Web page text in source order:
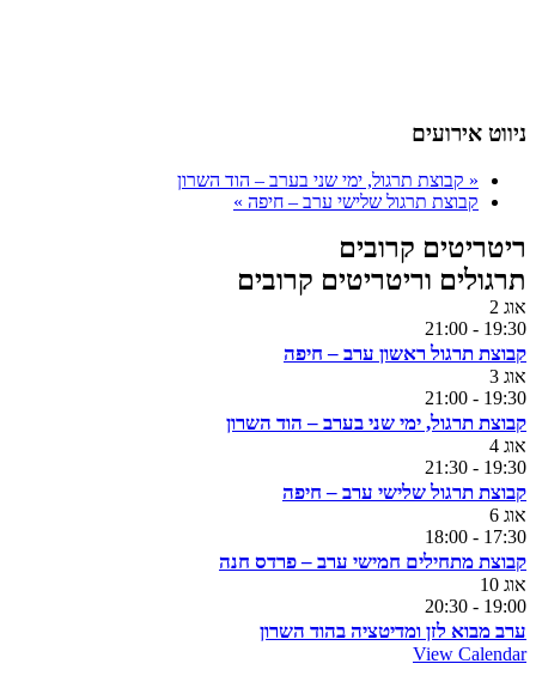
ניווט אירועים
« קבוצת תרגול, ימי שני בערב – הוד השרון
קבוצת תרגול שלישי ערב – חיפה »
ריטריטים קרובים
תרגולים וריטריטים קרובים
אוג 2
19:30
-
21:00
קבוצת תרגול ראשון ערב – חיפה
אוג 3
19:30
-
21:00
קבוצת תרגול, ימי שני בערב – הוד השרון
אוג 4
19:30
-
21:30
קבוצת תרגול שלישי ערב – חיפה
אוג 6
17:30
-
18:00
קבוצת מתחילים חמישי ערב – פרדס חנה
אוג 10
19:00
-
20:30
ערב מבוא לזן ומדיטציה בהוד השרון
View Calendar